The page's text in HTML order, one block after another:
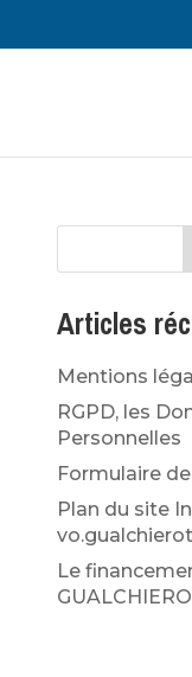
Articles
Mentions
RGPD, les
Personnelles
Formulaire
Plan du site
Le